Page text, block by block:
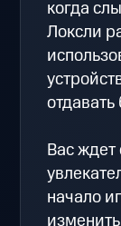
когда
Локсли
Вас ждет
начало